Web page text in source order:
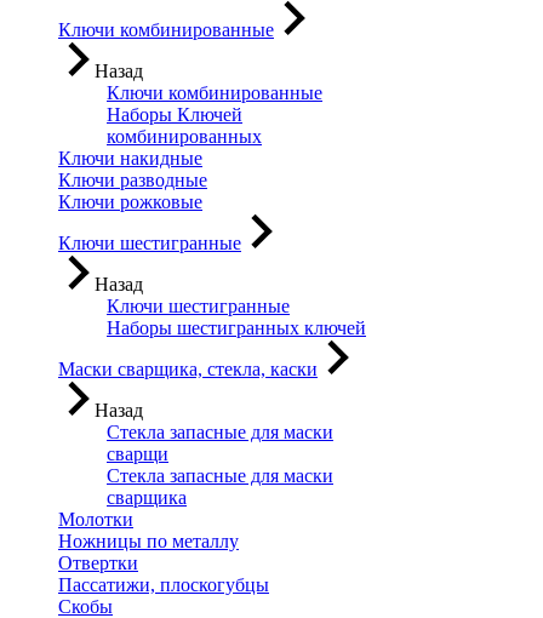
Ключи комбинированные
Назад
Ключи комбинированные
Наборы Ключей
комбинированных
Ключи накидные
Ключи разводные
Ключи рожковые
Ключи шестигранные
Назад
Ключи шестигранные
Наборы шестигранных ключей
Маски сварщика, стекла, каски
Назад
Стекла запасные для маски
сварщи
Стекла запасные для маски
сварщика
Молотки
Ножницы по металлу
Отвертки
Пассатижи, плоскогубцы
Скобы